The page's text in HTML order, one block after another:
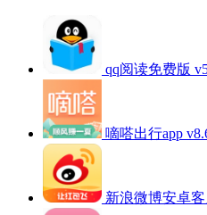
qq阅读免费版
嘀嗒出行app
新浪微博安卓客